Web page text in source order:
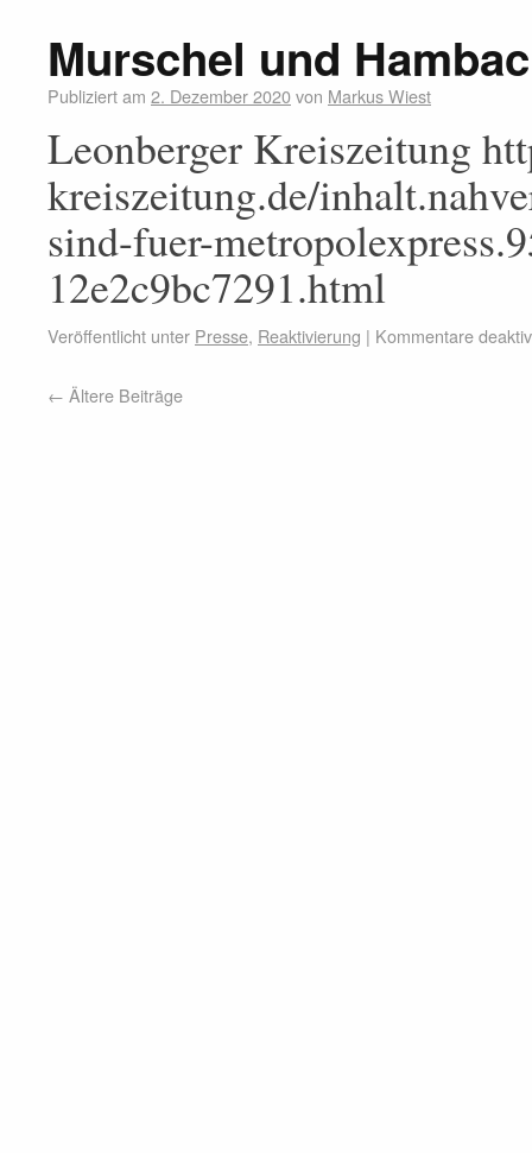
Murschel und
Publiziert am 2. Dezember 2020von Markus Wiest
Leonberger Kreiszeitung
kreiszeitung.de/
sind-fuer-
12e2c9bc7291.html
Veröffentlicht unter Presse, Reaktivierung | Kommentare
← Ältere Beiträge